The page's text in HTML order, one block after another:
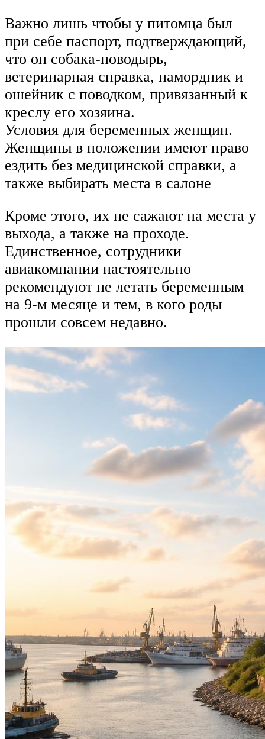
Важно лишь чтобы у питомца был
при себе паспорт, подтверждающий,
что он собака-поводырь,
ветеринарная справка, намордник и
ошейник с поводком, привязанный к
креслу его хозяина.
Условия для беременных женщин.
Женщины в положении имеют право
ездить без медицинской справки, а
также выбирать места в салоне
Кроме этого, их не сажают на места у
выхода, а также на проходе.
Единственное, сотрудники
авиакомпании настоятельно
рекомендуют не летать беременным
на 9-м месяце и тем, в кого роды
прошли совсем недавно.